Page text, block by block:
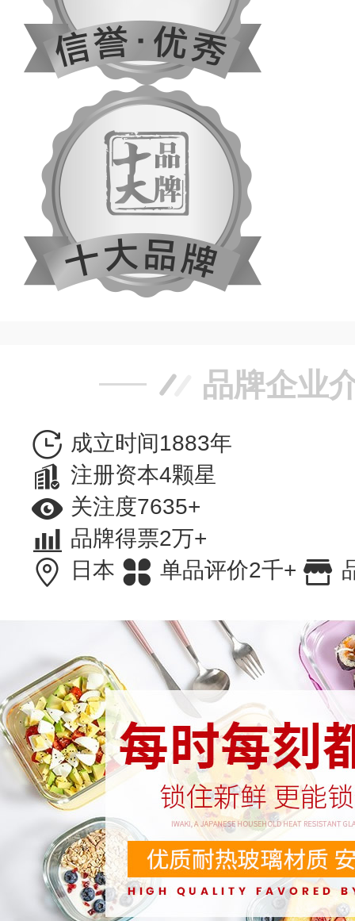
品牌企业
成立时间1883年
注册资本4颗星
关注度7635+
品牌得票2万+
日本
单品评价2千+